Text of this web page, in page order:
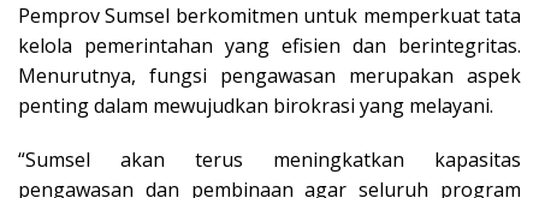
Pemprov Sumsel berkomitmen untuk memperkuat tata
kelola pemerintahan yang efisien dan berintegritas.
Menurutnya, fungsi pengawasan merupakan aspek
penting dalam mewujudkan birokrasi yang melayani.
“Sumsel akan terus meningkatkan kapasitas
pengawasan dan pembinaan agar seluruh program